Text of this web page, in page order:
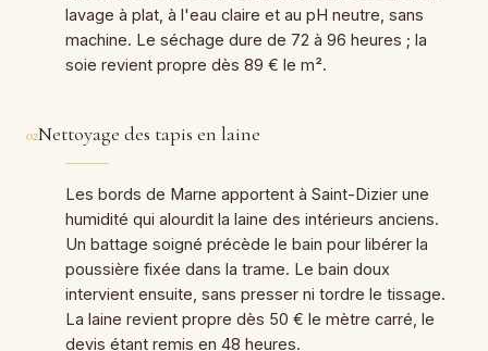
lavage à plat, à l'eau claire et au pH neutre, sans
machine. Le séchage dure de 72 à 96 heures ; la
soie revient propre dès 89 € le m².
02Nettoyage des tapis en laine
Les bords de Marne apportent à Saint-Dizier une
humidité qui alourdit la laine des intérieurs anciens.
Un battage soigné précède le bain pour libérer la
poussière fixée dans la trame. Le bain doux
intervient ensuite, sans presser ni tordre le tissage.
La laine revient propre dès 50 € le mètre carré, le
devis étant remis en 48 heures.